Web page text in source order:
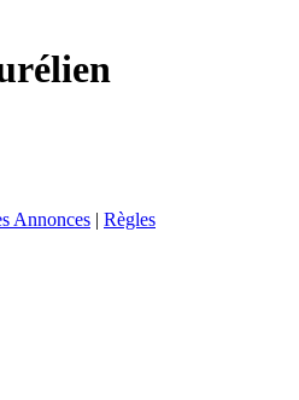
Annonces | Règles